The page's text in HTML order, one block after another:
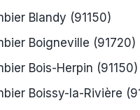
Blandy (91150)
Boigneville (91720)
Bois-Herpin (91150)
Boissy-la-Rivière